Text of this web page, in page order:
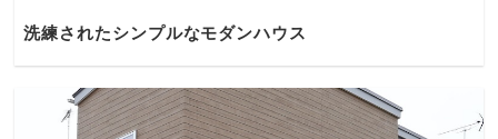
洗練されたシンプルなモダンハウス